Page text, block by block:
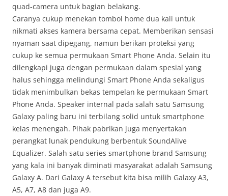
quad-camera untuk bagian belakang.
Caranya cukup menekan tombol home dua kali untuk
nikmati akses kamera bersama cepat. Memberikan sensasi
nyaman saat dipegang, namun berikan proteksi yang
cukup ke semua permukaan Smart Phone Anda. Selain itu
dilengkapi juga dengan permukaan dalam spesial yang
halus sehingga melindungi Smart Phone Anda sekaligus
tidak menimbulkan bekas tempelan ke permukaan Smart
Phone Anda. Speaker internal pada salah satu Samsung
Galaxy paling baru ini terbilang solid untuk smartphone
kelas menengah. Pihak pabrikan juga menyertakan
perangkat lunak pendukung berbentuk SoundAlive
Equalizer. Salah satu series smartphone brand Samsung
yang kala ini banyak diminati masyarakat adalah Samsung
Galaxy A. Dari Galaxy A tersebut kita bisa milih Galaxy A3,
A5, A7, A8 dan juga A9.